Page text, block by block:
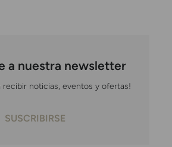
a nuestra newsletter
recibir noticias, eventos y ofertas!
SUSCRIBIRSE